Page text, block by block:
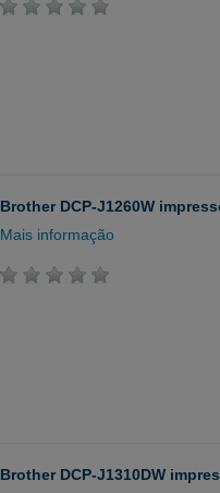
Brother DCP-J1260W
Mais informação
Brother DCP-J1310DW